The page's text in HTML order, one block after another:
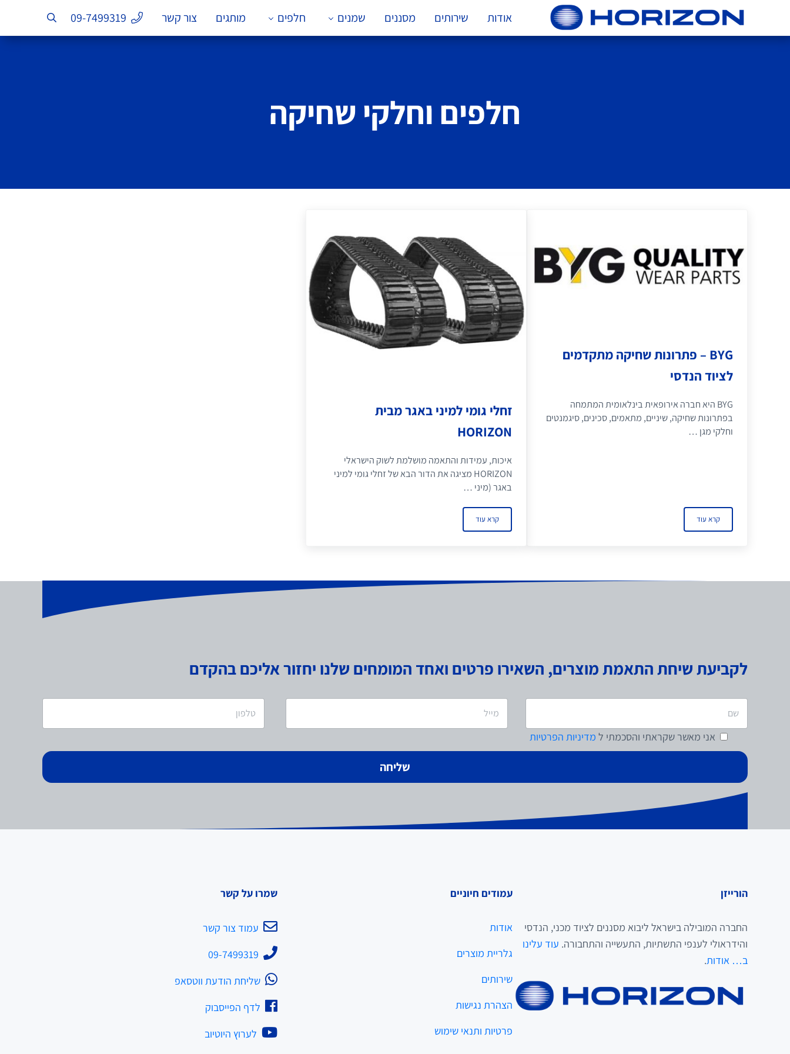
Skip to main content
Skip to header right navigation
Skip to site footer
הורייזן מסננים שמנים וחלפים
אודות שירותים מסננים שמנים חלפים מותגים צור קשר חיפוש
חלפים וחלקי שחיקה
BYG – פתרונות שחיקה מתקדמים
לציוד הנדסי
BYG היא חברה אירופאית בינלאומית המתמחה
בפתרונות שחיקה, שיניים, מתאמים, סכינים, סיגמנטים
וחלקי מגן …
קרא עוד
BYG – פתרונות שחיקה מתקדמים לציוד הנדסי
זחלי גומי למיני באגר מבית
HORIZON
איכות, עמידות והתאמה מושלמת לשוק הישראלי
HORIZON מציגה את הדור הבא של זחלי גומי למיני
באגר (מיני …
קרא עודזחלי גומי למיני באגר מבית HORIZON
לקביעת שיחת התאמת מוצרים, השאירו פרטים ואחד המומחים שלנו יחזור אליכם בהקדם
אני מאשרשקראתי והסכמתי ל מדיניות הפרטיות
הורייזן
החברה המובילה בישראל ליבוא מסננים לציוד מכני, הנדסי
והידראולי לענפי התשתיות, התעשייה והתחבורה. עוד עלינו
ב… אודות.
עמודים חיוניים
אודות
גלריית מוצרים
שירותים
הצהרת נגישות
פרטיות ותנאי שימוש
שמרו על קשר
עמוד צור קשר
09-7499319
שליחת הודעת ווטסאפ
לדף הפייסבוק
לערוץ היוטיוב